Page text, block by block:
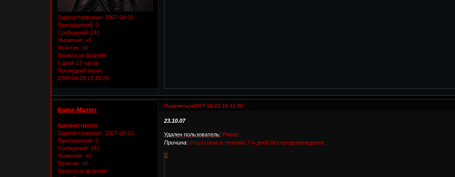
Зарегистрирован: 2007-08-01
Приглашений: 0
Сообщений: 241
Уважение: +0
Позитив: +0
Провел на форуме:
6 дней 13 часов
Последний визит:
2008-04-28 12:45:28
Поделиться2007-10-23 19:31:58
Game-Master
Администратор
Зарегистрирован: 2007-08-01
Приглашений: 0
Сообщений: 181
Уважение: +0
Позитив: +0
Провел на форуме:
23.10.07
Удален пользователь: Ривер
Причина:отсутствие в течение 7-и дней без предупреждения.
0